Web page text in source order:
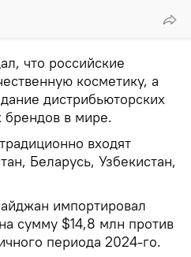
что российские
косметику, а
дистрибьюторских
брендов в мире.
входят
Беларусь, Узбекистан,
импортировал
сумму $14,8 млн против
периода 2024-го.